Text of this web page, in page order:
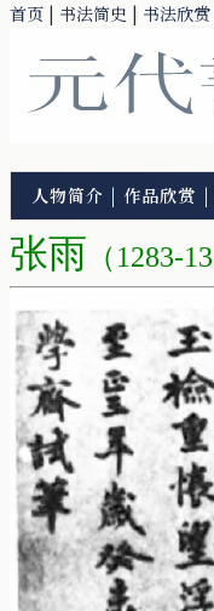
首页 | 书法简史 | 书法欣赏
人物简介 | 作品欣赏 |
张雨 （1283-